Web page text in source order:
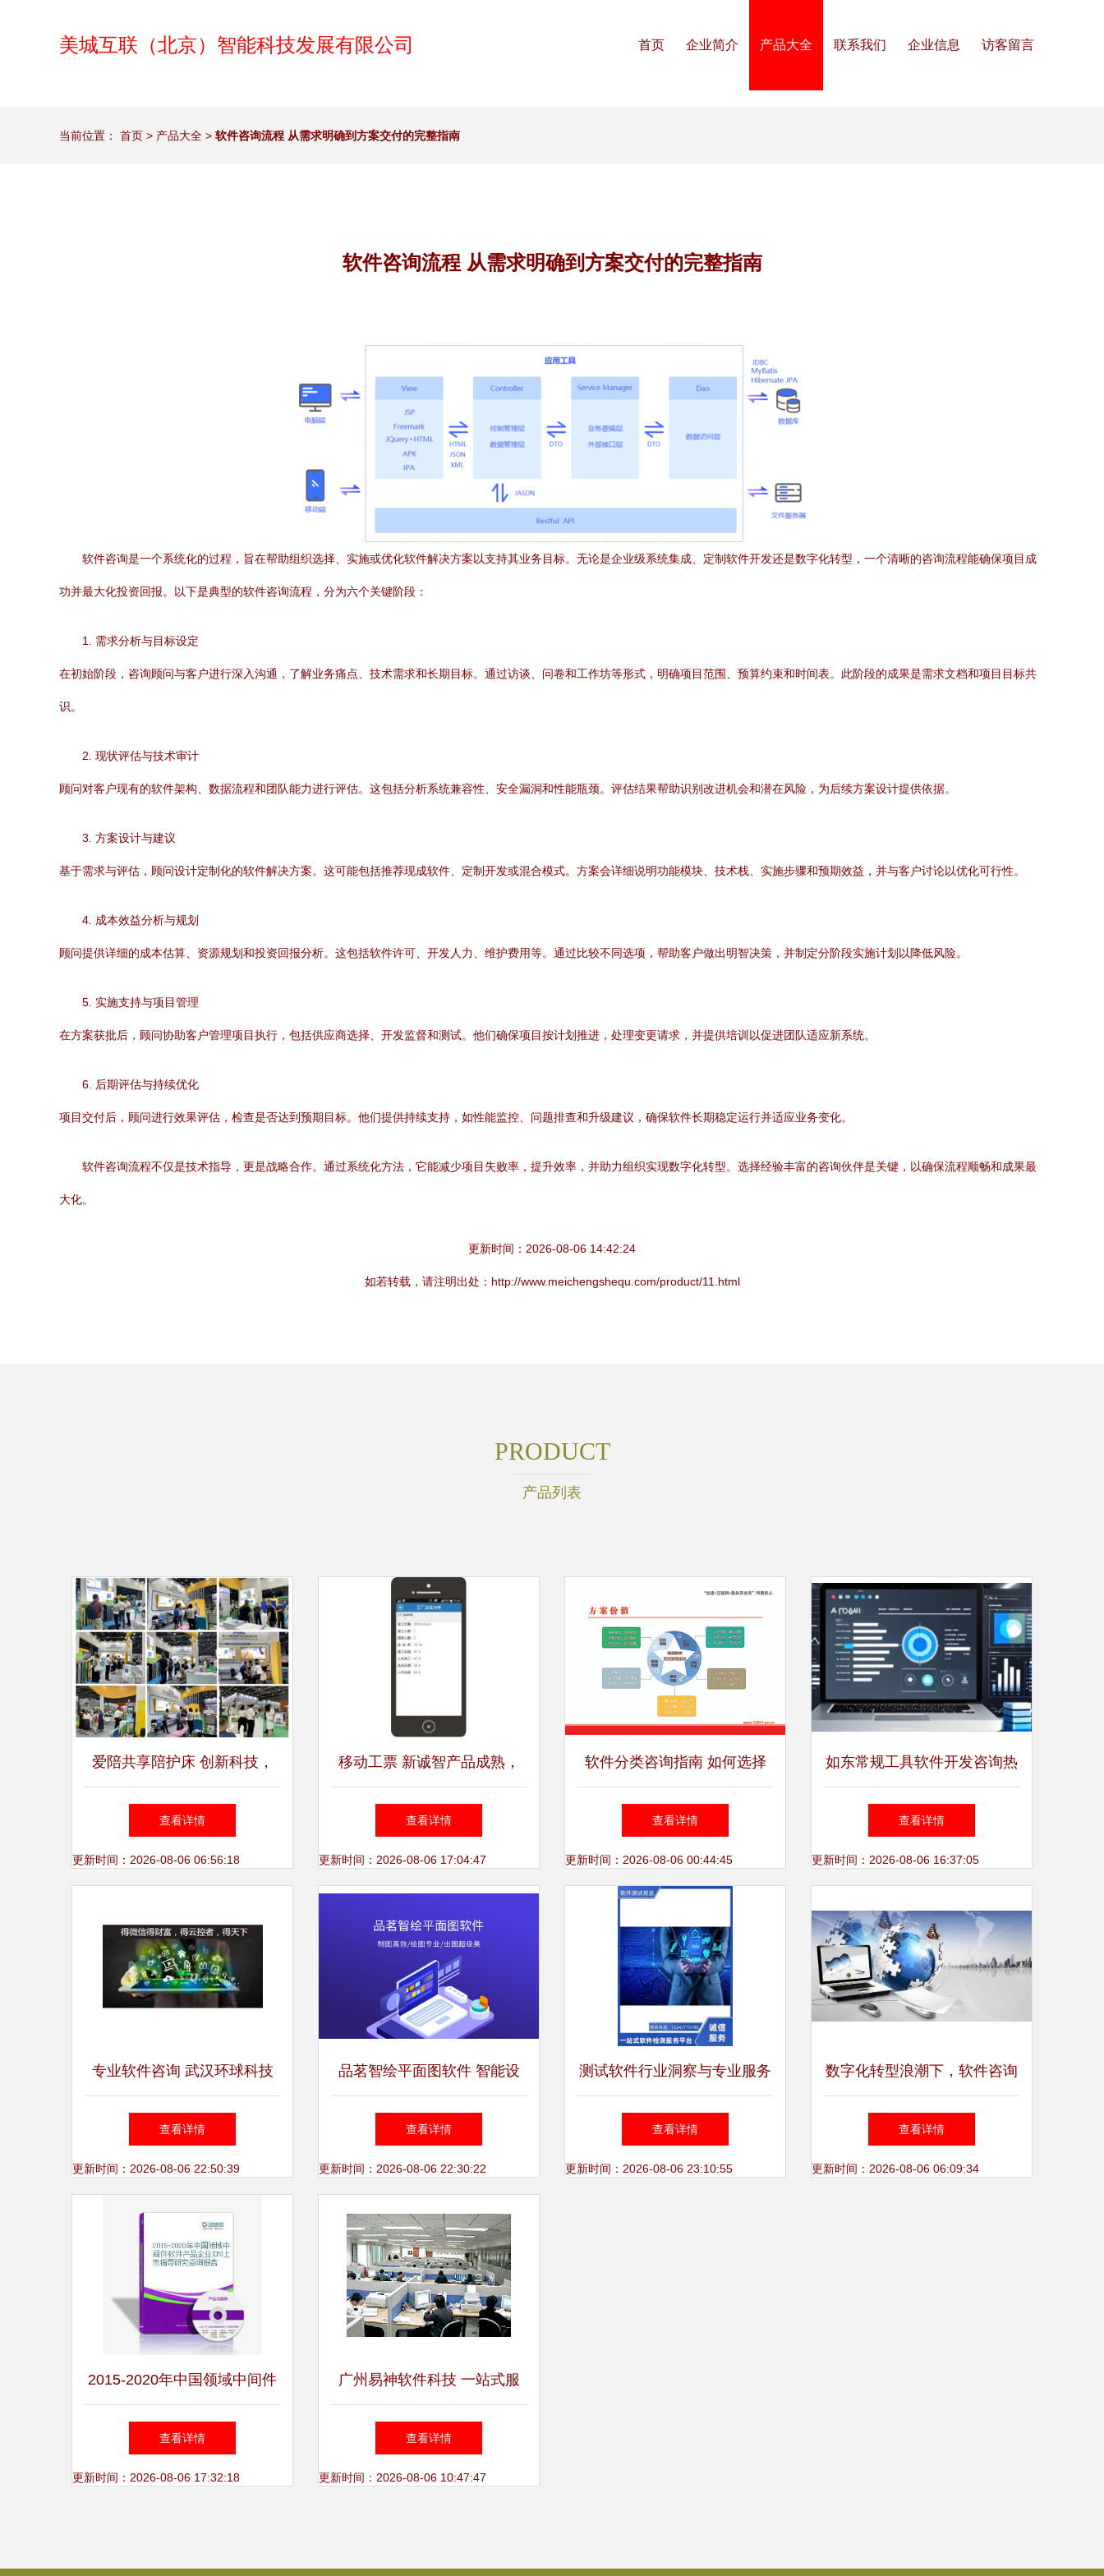
美城互联（北京）智能科技发展有限公司 首页 企业简介 产品大全 联系我们 企业信息 访客留言
当前位置： 首页 > 产品大全 > 软件咨询流程 从需求明确到方案交付的完整指南
软件咨询流程 从需求明确到方案交付的完整指南
软件咨询是一个系统化的过程，旨在帮助组织选择、实施或优化软件解决方案以支持其业务目标。无论是企业级系统集成、定制软件开发还是数字化转型，一个清晰的咨询流程能确保项目成
功并最大化投资回报。以下是典型的软件咨询流程，分为六个关键阶段：
1. 需求分析与目标设定
在初始阶段，咨询顾问与客户进行深入沟通，了解业务痛点、技术需求和长期目标。通过访谈、问卷和工作坊等形式，明确项目范围、预算约束和时间表。此阶段的成果是需求文档和项目目标共
识。
2. 现状评估与技术审计
顾问对客户现有的软件架构、数据流程和团队能力进行评估。这包括分析系统兼容性、安全漏洞和性能瓶颈。评估结果帮助识别改进机会和潜在风险，为后续方案设计提供依据。
3. 方案设计与建议
基于需求与评估，顾问设计定制化的软件解决方案。这可能包括推荐现成软件、定制开发或混合模式。方案会详细说明功能模块、技术栈、实施步骤和预期效益，并与客户讨论以优化可行性。
4. 成本效益分析与规划
顾问提供详细的成本估算、资源规划和投资回报分析。这包括软件许可、开发人力、维护费用等。通过比较不同选项，帮助客户做出明智决策，并制定分阶段实施计划以降低风险。
5. 实施支持与项目管理
在方案获批后，顾问协助客户管理项目执行，包括供应商选择、开发监督和测试。他们确保项目按计划推进，处理变更请求，并提供培训以促进团队适应新系统。
6. 后期评估与持续优化
项目交付后，顾问进行效果评估，检查是否达到预期目标。他们提供持续支持，如性能监控、问题排查和升级建议，确保软件长期稳定运行并适应业务变化。
软件咨询流程不仅是技术指导，更是战略合作。通过系统化方法，它能减少项目失败率，提升效率，并助力组织实现数字化转型。选择经验丰富的咨询伙伴是关键，以确保流程顺畅和成果最
大化。
更新时间：2026-08-06 14:42:24
如若转载，请注明出处：http://www.meichengshequ.com/product/11.html
PRODUCT
产品列表
爱陪共享陪护床 创新科技，
温暖守护，携手开启智能陪护
新篇章
查看详情
更新时间：2026-08-06 06:56:18
移动工票 新诚智产品成熟，
引领软件开发与咨询新趋势
查看详情
更新时间：2026-08-06 17:04:47
软件分类咨询指南 如何选择
与评估适合您的软件
查看详情
更新时间：2026-08-06 00:44:45
如东常规工具软件开发咨询热
线 连接需求与解决方案的专
业桥梁
查看详情
更新时间：2026-08-06 16:37:05
专业软件咨询 武汉环球科技
公司微信引流软件解析
查看详情
更新时间：2026-08-06 22:50:39
品茗智绘平面图软件 智能设
计与高效绘图的专业之选
查看详情
更新时间：2026-08-06 22:30:22
测试软件行业洞察与专业服务
指南
查看详情
更新时间：2026-08-06 23:10:55
数字化转型浪潮下，软件咨询
服务行业迎来新机遇与挑战
查看详情
更新时间：2026-08-06 06:09:34
2015-2020年中国领域中间件
软件产品企业IPO上市指导研
究咨询报告
查看详情
更新时间：2026-08-06 17:32:18
广州易神软件科技 一站式服
装软件解决方案，助力企业高
效运营
查看详情
更新时间：2026-08-06 10:47:47